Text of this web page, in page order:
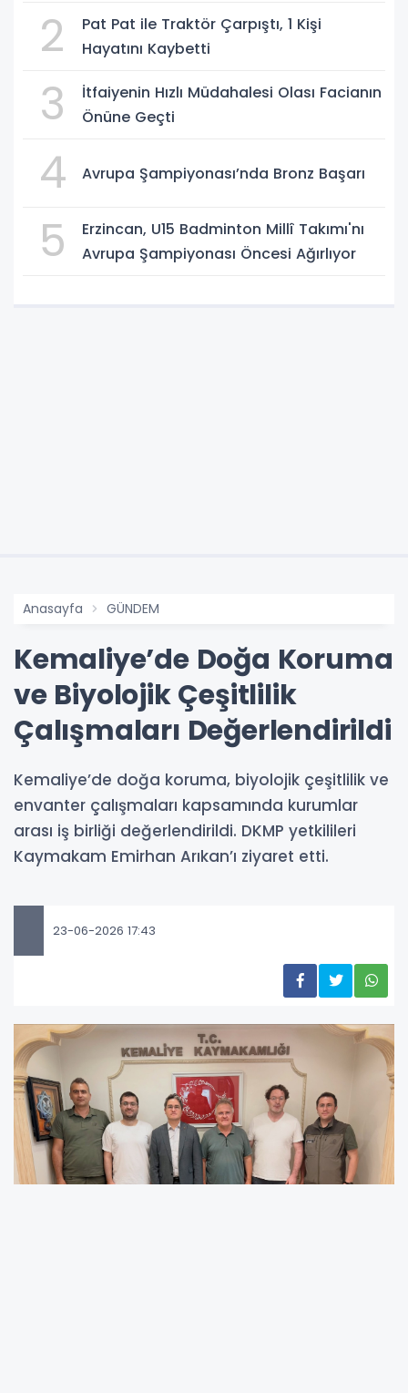
2
Pat Pat ile Traktör Çarpıştı, 1 Kişi
Hayatını Kaybetti
3
İtfaiyenin Hızlı Müdahalesi Olası Facianın
Önüne Geçti
4 Avrupa Şampiyonası’nda Bronz Başarı
5
Erzincan, U15 Badminton Millî Takımı'nı
Avrupa Şampiyonası Öncesi Ağırlıyor
Anasayfa GÜNDEM
Kemaliye’de Doğa Koruma
ve Biyolojik Çeşitlilik
Çalışmaları Değerlendirildi
Kemaliye’de doğa koruma, biyolojik çeşitlilik ve
envanter çalışmaları kapsamında kurumlar
arası iş birliği değerlendirildi. DKMP yetkilileri
Kaymakam Emirhan Arıkan’ı ziyaret etti.
23-06-2026 17:43